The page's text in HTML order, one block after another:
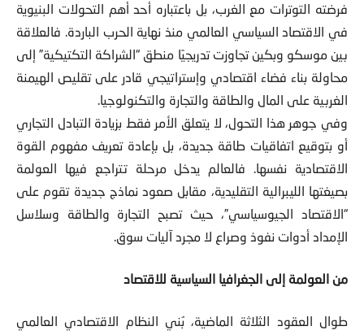
فرضته التوترات مع الغرب، بل باعتباره أحد أهم التحولات البنيوية
في الاقتصاد السياسي العالمي منذ نهاية الحرب الباردة. فالعلاقة
بين موسكو وبكين تجاوزت تدريجيًا منطق “الشراكة التكتيكية” إلى
محاولة بناء فضاء اقتصادي وإستراتيجي قادر على تقليص الهيمنة
الغربية على المال والطاقة والتجارة والتكنولوجيا.
وفي جوهر هذا التحول، لا يتعلق الأمر فقط بزيادة التبادل التجاري
أو بتوقيع اتفاقيات طاقة جديدة، بل بإعادة تعريف مفهوم القوة
الاقتصادية نفسها. فالعالم يدخل مرحلة تتراجع فيها العولمة
بصيغتها الليبرالية التقليدية، مقابل صعود نماذج جديدة تقوم على
“الاقتصاد الجيوسياسي”، حيث تصبح التجارة والطاقة وسلاسل
الإمداد أدوات نفوذ وصراع لا مجرد آليات سوق.
من العولمة إلى الجغرافيا السياسية للاقتصاد
طوال العقود الثلاثة الماضية، بُني النظام الاقتصادي العالمي